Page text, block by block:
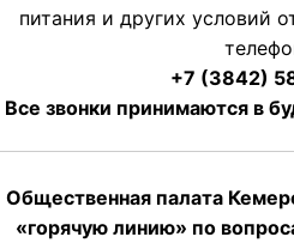
питания и других условий
+7 (3842)
Все звонки принимаются в
Общественная палата
«горячую линию» по